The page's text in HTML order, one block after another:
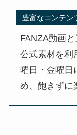
豊富なコンテン
FANZA動画
公式素材を利
曜日・金曜日
め、飽きずに